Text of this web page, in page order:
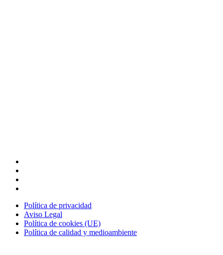
Política de privacidad
Aviso Legal
Política de cookies (UE)
Política de calidad y medioambiente